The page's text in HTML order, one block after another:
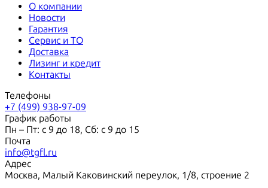
О компании
Новости
Гарантия
Сервис и ТО
Доставка
Лизинг и кредит
Контакты
Телефоны
+7 (499) 938-97-09
График работы
Пн – Пт: с 9 до 18, Сб: с 9 до 15
Почта
info@tgfl.ru
Адрес
Москва, Малый Каковинский переулок, 1/8, строение 2